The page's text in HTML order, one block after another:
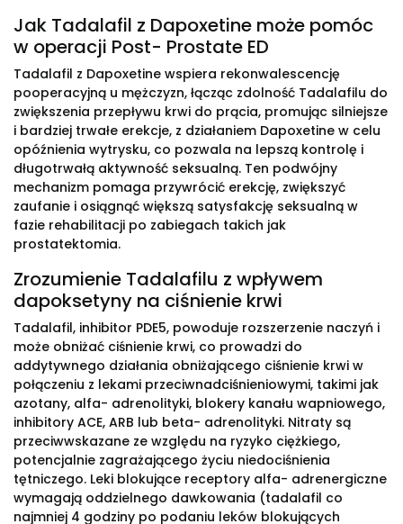
Jak Tadalafil z Dapoxetine może pomóc
w operacji Post- Prostate ED
Tadalafil z Dapoxetine wspiera rekonwalescencję
pooperacyjną u mężczyzn, łącząc zdolność Tadalafilu do
zwiększenia przepływu krwi do prącia, promując silniejsze
i bardziej trwałe erekcje, z działaniem Dapoxetine w celu
opóźnienia wytrysku, co pozwala na lepszą kontrolę i
długotrwałą aktywność seksualną. Ten podwójny
mechanizm pomaga przywrócić erekcję, zwiększyć
zaufanie i osiągnąć większą satysfakcję seksualną w
fazie rehabilitacji po zabiegach takich jak
prostatektomia.
Zrozumienie Tadalafilu z wpływem
dapoksetyny na ciśnienie krwi
Tadalafil, inhibitor PDE5, powoduje rozszerzenie naczyń i
może obniżać ciśnienie krwi, co prowadzi do
addytywnego działania obniżającego ciśnienie krwi w
połączeniu z lekami przeciwnadciśnieniowymi, takimi jak
azotany, alfa- adrenolityki, blokery kanału wapniowego,
inhibitory ACE, ARB lub beta- adrenolityki. Nitraty są
przeciwwskazane ze względu na ryzyko ciężkiego,
potencjalnie zagrażającego życiu niedociśnienia
tętniczego. Leki blokujące receptory alfa- adrenergiczne
wymagają oddzielnego dawkowania (tadalafil co
najmniej 4 godziny po podaniu leków blokujących